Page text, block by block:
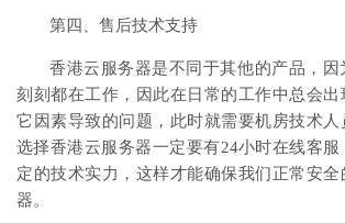
第四、售后技术支持
香港云服务器是不同于其他的产品，
刻刻都在工作，因此在日常的工作中总会
它因素导致的问题，此时就需要机房技术人
选择香港云服务器一定要有24小时在线客
定的技术实力，这样才能确保我们正常安
器。